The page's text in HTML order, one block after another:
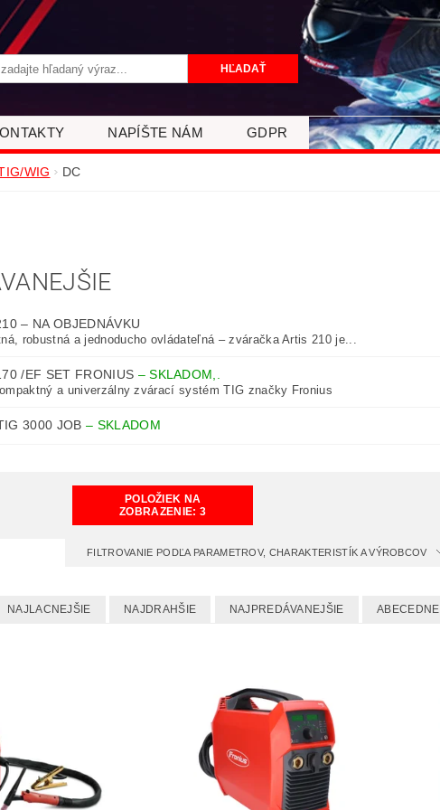
NAPÍŠTE NÁM GDPR
WIG DC
– NA OBJEDNÁVKU
robustná a jednoducho ovládateľná – zváračka Artis 210 je...
/EF SET FRONIUS –SKLADOM,.
a univerzálny zvárací systém TIG značky Fronius
3000 JOB – SKLADOM
POLOŽIEK NA
ZOBRAZENIE: 3
FILTROVANIE PODĽA PARAMETROV, CHARAKTERISTÍK A VÝROBCOV
NAJLACNEJŠIE NAJDRAHŠIE NAJPREDÁVANEJŠIE ABECEDNE